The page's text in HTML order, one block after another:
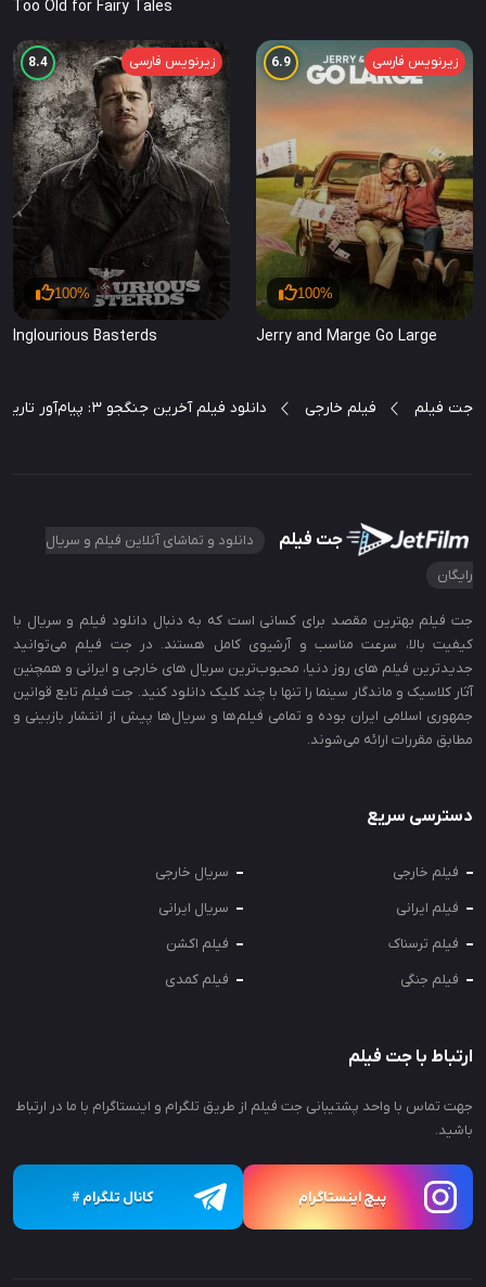
Too Old for Fairy Tales
زیرنویس فارسی 6.9
100%
Jerry and Marge Go Large
زیرنویس فارسی 8.4
100%
Inglourious Basterds
جت فیلم فیلم خارجی دانلود فیلم آخرین جنگجو ۳: پیام‌آور تاریکی The Last Warrior: A Messenger of Darkness
جت فیلم
دانلود و تماشای آنلاین فیلم و سریال
رایگان
جت‌ فیلم بهترین مقصد برای کسانی است که به دنبال دانلود فیلم و سریال با
کیفیت بالا، سرعت مناسب و آرشیوی کامل هستند. در جت‌ فیلم می‌توانید
جدیدترین فیلم‌ های روز دنیا، محبوب‌ترین سریال‌ های خارجی و ایرانی و همچنین
آثار کلاسیک و ماندگار سینما را تنها با چند کلیک دانلود کنید. جت فیلم تابع قوانین
جمهوری اسلامی ایران بوده و تمامی فیلم‌ها و سریال‌ها پیش از انتشار بازبینی و
مطابق مقررات ارائه می‌شوند.
دسترسی سریع
فیلم خارجی
سریال خارجی
فیلم ایرانی
سریال ایرانی
فیلم ترسناک
فیلم اکشن
فیلم جنگی
فیلم کمدی
ارتباط با جت فیلم
جهت تماس با واحد پشتیبانی جت فیلم از طریق تلگرام و اینستاگرام با ما در ارتباط
باشید.
پیچ اینستاگرام کانال تلگرام #